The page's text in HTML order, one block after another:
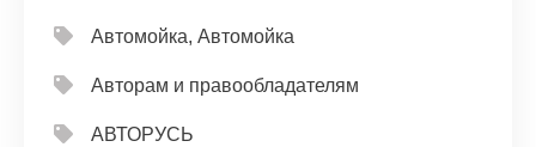
Автомойка, Автомойка
Авторам и правообладателям
АВТОРУСЬ